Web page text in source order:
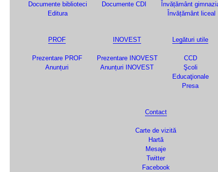
Documente biblioteci
Editura
Documente CDI
Învățământ
Învățământ liceal
PROF
Prezentare PROF
Anunțuri
INOVEST
Prezentare INOVEST
Anunțuri INOVEST
Legături utile
CCD
Şcoli
Educaţionale
Presa
Contact
Carte de vizită
Hartă
Mesaje
Twitter
Facebook